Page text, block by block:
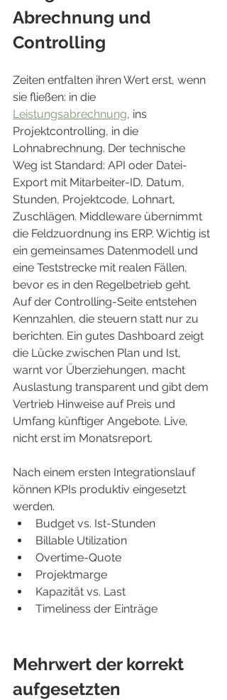
Abrechnung und
Controlling
Zeiten entfalten ihren Wert erst, wenn
sie fließen: in die
Leistungsabrechnung, ins
Projektcontrolling, in die
Lohnabrechnung. Der technische
Weg ist Standard: API oder Datei-
Export mit Mitarbeiter-ID, Datum,
Stunden, Projektcode, Lohnart,
Zuschlägen. Middleware übernimmt
die Feldzuordnung ins ERP. Wichtig ist
ein gemeinsames Datenmodell und
eine Teststrecke mit realen Fällen,
bevor es in den Regelbetrieb geht.
Auf der Controlling-Seite entstehen
Kennzahlen, die steuern statt nur zu
berichten. Ein gutes Dashboard zeigt
die Lücke zwischen Plan und Ist,
warnt vor Überziehungen, macht
Auslastung transparent und gibt dem
Vertrieb Hinweise auf Preis und
Umfang künftiger Angebote. Live,
nicht erst im Monatsreport.
Nach einem ersten Integrationslauf
können KPIs produktiv eingesetzt
werden.
Budget vs. Ist-Stunden
Billable Utilization
Overtime-Quote
Projektmarge
Kapazität vs. Last
Timeliness der Einträge
Mehrwert der korrekt
aufgesetzten